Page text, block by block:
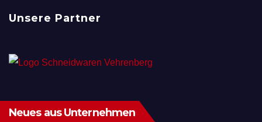
Unsere Partner
Neues aus Unternehmen